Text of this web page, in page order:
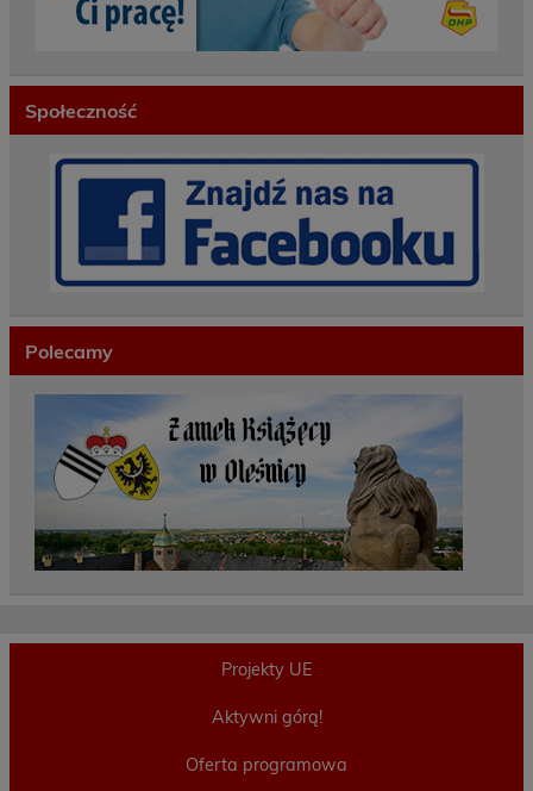
Społeczność
Polecamy
Projekty UE
Aktywni górą!
Oferta programowa